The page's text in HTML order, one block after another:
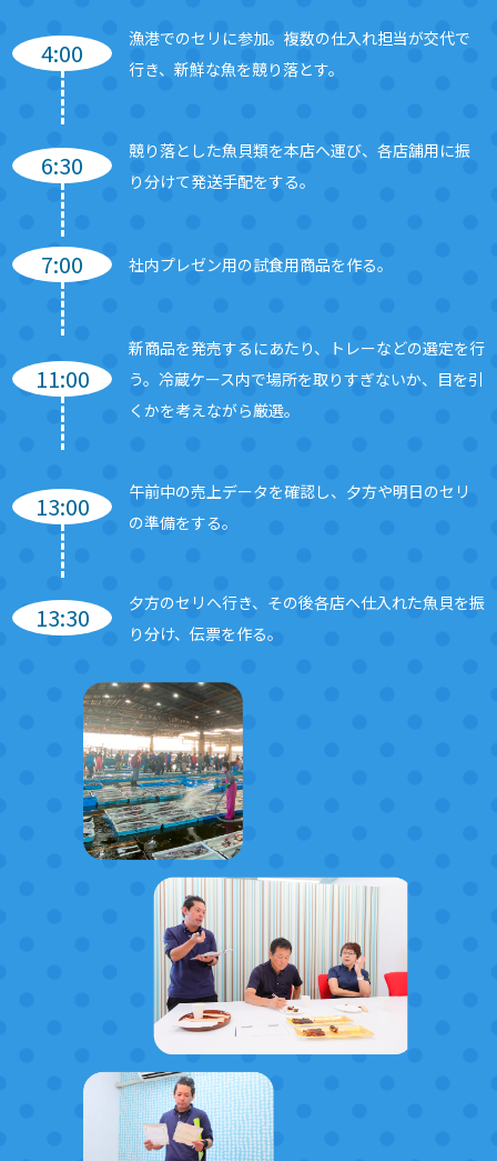
4:00
漁港でのセリに参加。複数の仕入れ担当が交代で
行き、新鮮な魚を競り落とす。
6:30
競り落とした魚貝類を本店へ運び、各店舗用に振
り分けて発送手配をする。
7:00 社内プレゼン用の試食用商品を作る。
11:00
新商品を発売するにあたり、トレーなどの選定を行
う。冷蔵ケース内で場所を取りすぎないか、目を引
くかを考えながら厳選。
13:00
午前中の売上データを確認し、夕方や明日のセリ
の準備をする。
13:30
夕方のセリへ行き、その後各店へ仕入れた魚貝を振
り分け、伝票を作る。